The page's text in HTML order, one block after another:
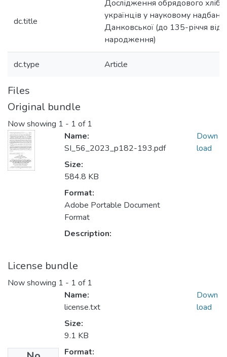
dc.title
Дослідження обрядового хліба
українців у науковому
Данковської (до 135-річчя від
народження)
dc.type Article
Files
Original bundle
Now showing 1 - 1 of 1
Name:
SI_56_2023_p182-193.pdf
Size:
584.8 KB
Format:
Adobe Portable Document
Format
Description:
Down
load
License bundle
Now showing 1 - 1 of 1
Name:
license.txt
Size:
9.1 KB
Format:
Down
load